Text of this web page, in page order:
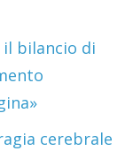
bilancio di
cerebrale